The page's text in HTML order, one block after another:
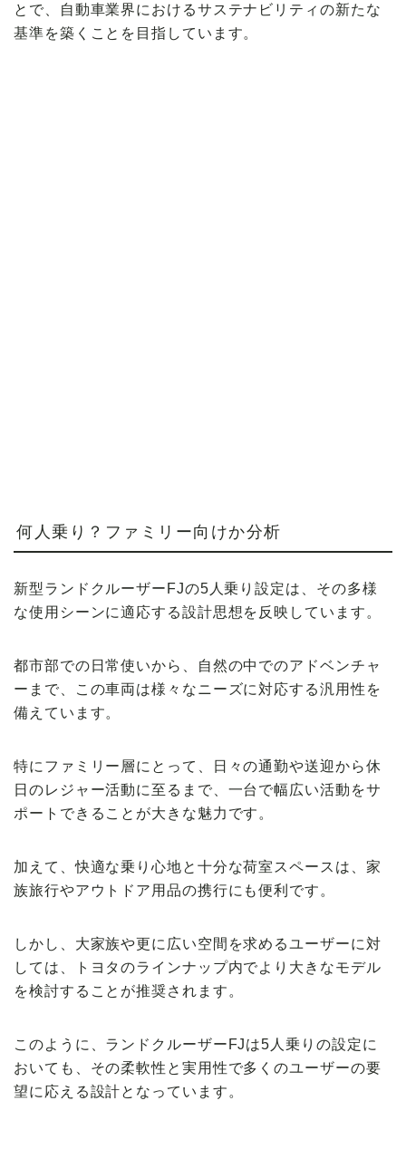
とで、自動車業界におけるサステナビリティの新たな
基準を築くことを目指しています。
何人乗り？ファミリー向けか分析
新型ランドクルーザーFJの5人乗り設定は、その多様
な使用シーンに適応する設計思想を反映しています。
都市部での日常使いから、自然の中でのアドベンチャ
ーまで、この車両は様々なニーズに対応する汎用性を
備えています。
特にファミリー層にとって、日々の通勤や送迎から休
日のレジャー活動に至るまで、一台で幅広い活動をサ
ポートできることが大きな魅力です。
加えて、快適な乗り心地と十分な荷室スペースは、家
族旅行やアウトドア用品の携行にも便利です。
しかし、大家族や更に広い空間を求めるユーザーに対
しては、トヨタのラインナップ内でより大きなモデル
を検討することが推奨されます。
このように、ランドクルーザーFJは5人乗りの設定に
おいても、その柔軟性と実用性で多くのユーザーの要
望に応える設計となっています。